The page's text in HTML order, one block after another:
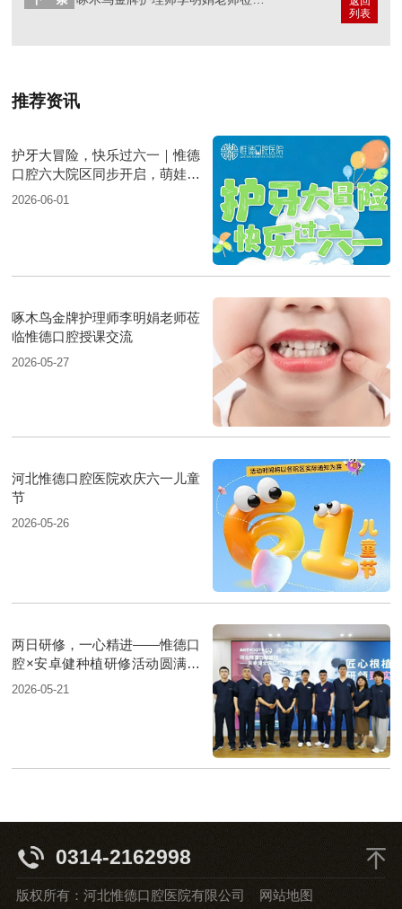
列表
推荐资讯
护牙大冒险，快乐过六一｜惟德
口腔六大院区同步开启，萌娃闯
关嗨翻天
2026-06-01
啄木鸟金牌护理师李明娟老师莅
临惟德口腔授课交流
2026-05-27
河北惟德口腔医院欢庆六一儿童
节
2026-05-26
两日研修，一心精进——惟德口
腔×安卓健种植研修活动圆满举
行
2026-05-21
0314-2162998
版权所有：河北惟德口腔医院有限公司 网站地图